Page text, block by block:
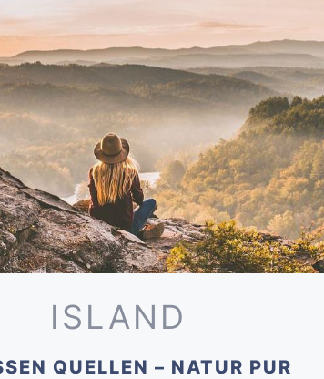
ISLAND
QUELLEN – NATUR PUR